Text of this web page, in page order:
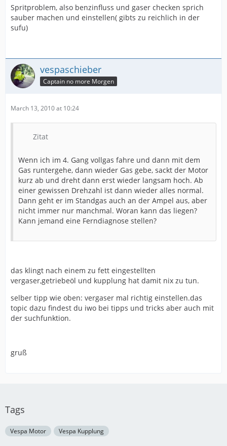
Spritproblem, also benzinfluss und gaser checken sprich
sauber machen und einstellen( gibts zu reichlich in der
sufu)
vespaschieber
Captain no more Morgen
March 13, 2010 at 10:24
Zitat
Wenn ich im 4. Gang vollgas fahre und dann mit dem
Gas runtergehe, dann wieder Gas gebe, sackt der Motor
kurz ab und dreht dann erst wieder langsam hoch. Ab
einer gewissen Drehzahl ist dann wieder alles normal.
Dann geht er im Standgas auch an der Ampel aus, aber
nicht immer nur manchmal. Woran kann das liegen?
Kann jemand eine Ferndiagnose stellen?
das klingt nach einem zu fett eingestellten
vergaser,getriebeöl und kupplung hat damit nix zu tun.
selber tipp wie oben: vergaser mal richtig einstellen.das
topic dazu findest du iwo bei tipps und tricks aber auch mit
der suchfunktion.
gruß
Tags
Vespa Motor Vespa Kupplung